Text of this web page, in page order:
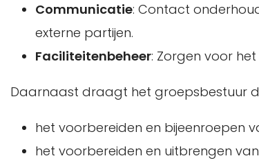
Communicatie: Contact
externe partijen.
Faciliteitenbeheer: Zorgen voor
Daarnaast draagt het groepsbestuur
het voorbereiden en bijeenroepen
het voorbereiden en uitbrengen